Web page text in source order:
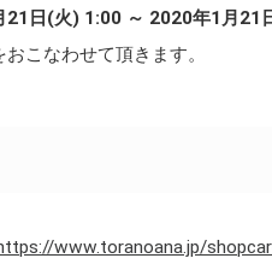
21日(火) 1:00 ～ 2020年1月21
こなわせて頂きます。
www.toranoana.jp/